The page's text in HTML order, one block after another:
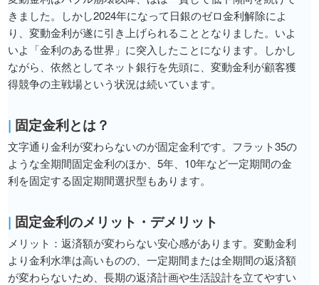
きました。しかし2024年になって日銀のゼロ金利解除によ
り、変動金利が遂に引き上げられることとなりました。いよ
いよ「金利のある世界」に突入したことになります。しかし
ながら、依然としてネット銀行を先頭に、変動金利が顧客獲
得競争の主戦場という状況は続いています。
| 固定金利とは？
文字通り金利が変わらないのが固定金利です。フラット35の
ような全期間固定金利のほか、5年、10年など一定期間の金
利を固定する固定期間選択型もあります。
| 固定金利のメリット・デメリット
メリット：返済額が変わらない安心感があります。変動金利
より金利水準は高いものの、一定期間または全期間の返済額
が変わらないため、長期の返済計画や生活設計を立てやすい